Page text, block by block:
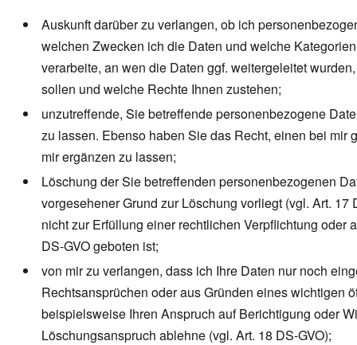
Auskunft darüber zu verlangen, ob ich
welchen Zwecken ich die Daten und welche
verarbeite, an wen die Daten ggf. weitergeleitet
sollen und welche Rechte Ihnen zustehen;
unzutreffende, Sie betreffende personenbezogene
zu lassen. Ebenso haben Sie das Recht, einen bei
mir ergänzen zu lassen;
Löschung der Sie betreffenden personenbezogenen
vorgesehener Grund zur Löschung vorliegt (vgl. Art. 17
nicht zur Erfüllung einer rechtlichen Verpflichtung oder
DS-GVO geboten ist;
von mir zu verlangen, dass ich Ihre Daten nur noch
Rechtsansprüchen oder aus Gründen eines wichtigen
beispielsweise Ihren Anspruch auf Berichtigung oder
Löschungsanspruch ablehne (vgl. Art. 18 DS-GVO);